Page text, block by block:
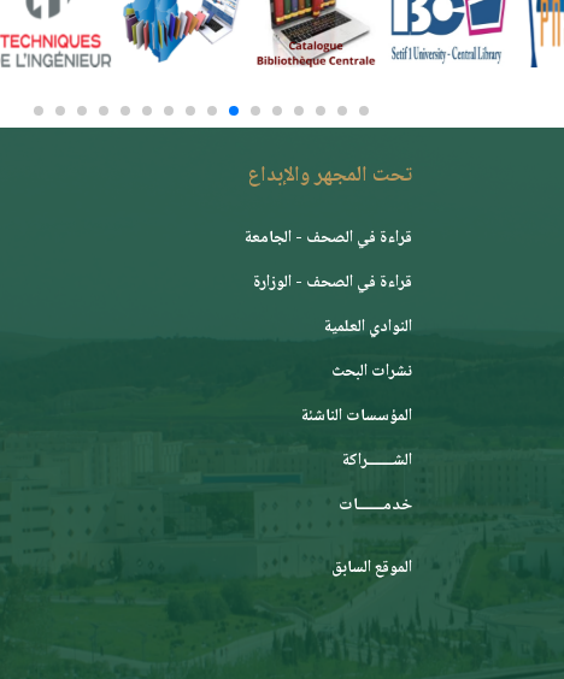
تحت المجهر والإبداع
قراءة في الصحف - الجامعة
قراءة في الصحف - الوزارة
النوادي العلمية
نشرات البحث
المؤسسات الناشئة
الشـــــــراكة
خدمـــــــات
الموقع السابق